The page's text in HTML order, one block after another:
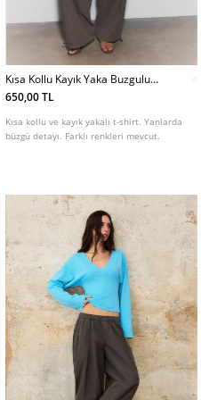
Kısa Kollu Kayık Yaka Buzgulu
Tshirt L07055550
650,00 TL
Kısa kollu ve kayık yakalı t-shirt. Yanlarda
büzgü detayı. Farklı renkleri mevcut.